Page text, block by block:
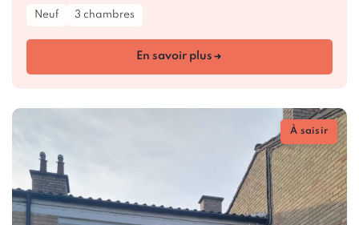
Neuf 3 chambres
En savoir plus
À saisir